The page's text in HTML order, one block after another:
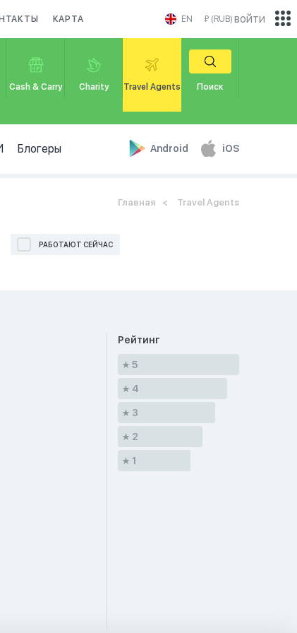
КАРТА EN ₽ (RUB)
Cash & Carry Charity Travel Agents Поиск
Блогеры Android iOS
войти
Главная Travel Agents
РАБОТАЮТ СЕЙЧАС
Рейтинг
5
4
3
2
1